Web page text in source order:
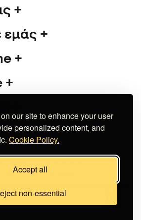
our site to enhance your user
personalized content, and
Cookie Policy.
Accept all
non-essential
εμάς
2026 The Meet Market
eshop